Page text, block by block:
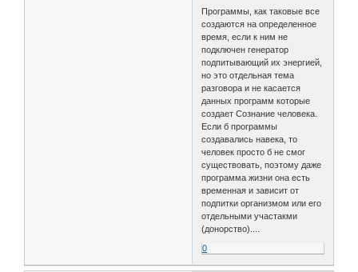
Программы, как таковые все
создаются на определенное
время, если к ним не
подключен генератор
подпитывающий их энергией,
но это отдельная тема
разговора и не касается
данных программ которые
создает Сознание человека.
Если б программы
создавались навека, то
человек просто б не смог
существовать, поэтому даже
программа жизни она есть
временная и зависит от
подпитки организмом или его
отдельными участакми
(донорство)....
0